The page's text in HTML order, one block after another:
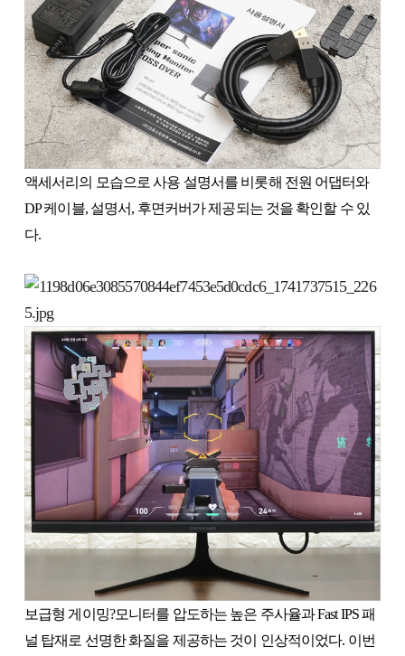
액세서리의 모습으로 사용 설명서를 비롯해 전원 어댑터와
DP 케이블, 설명서, 후면커버가 제공되는 것을 확인할 수 있
다.
보급형 게이밍?모니터를 압도하는 높은 주사율과 Fast IPS 패
널 탑재로 선명한 화질을 제공하는 것이 인상적이었다. 이번